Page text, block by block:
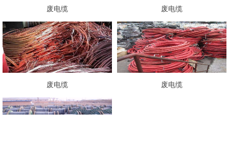
废电缆 废电缆
废电缆 废电缆